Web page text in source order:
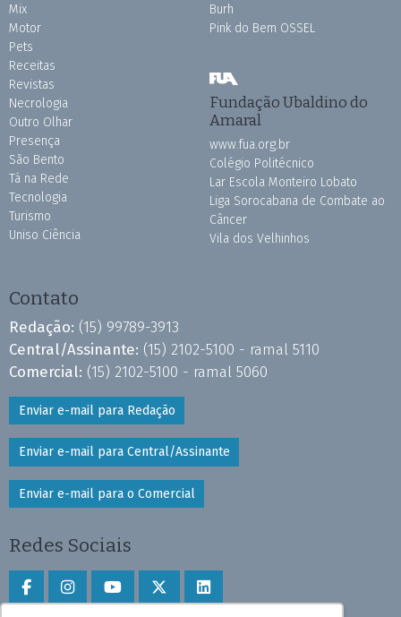
Mix
Motor
Pets
Receitas
Revistas
Necrologia
Outro Olhar
Presença
São Bento
Tá na Rede
Tecnologia
Turismo
Uniso Ciência
Burh
Pink do Bem OSSEL
Fundação Ubaldino do
Amaral
www.fua.org.br
Colégio Politécnico
Lar Escola Monteiro Lobato
Liga Sorocabana de Combate ao
Câncer
Vila dos Velhinhos
Contato
Redação: (15) 99789-3913
Central/Assinante: (15) 2102-5100 - ramal 5110
Comercial: (15) 2102-5100 - ramal 5060
Enviar e-mail para Redação
Enviar e-mail para Central/Assinante
Enviar e-mail para o Comercial
Redes Sociais